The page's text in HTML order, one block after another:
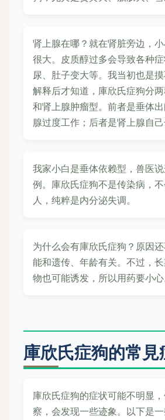
肾上腺在哪？就在肾脏旁边，
很大。皮质醇过多会导致各种
尿、肚子变大等。我当初也是
解释后才知道，庫欣氏症狗分
和肾上腺肿瘤型。前者是垂体
腺过度工作；后者是肾上腺自己
我家小白是垂体依赖型，兽医
例。庫欣氏症狗不是传染病，
人，纯粹是内分泌失调。
为什么会有庫欣氏症狗？原因
能和遗传、年龄有关。不过，
物也可能诱发，所以用药要小心
庫欣氏症狗的常見
庫欣氏症狗的症状可能不明显
察，会发现一些迹象。以下是